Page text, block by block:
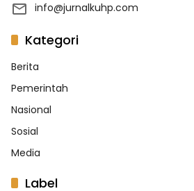
info@jurnalkuhp.com
Kategori
Berita
Pemerintah
Nasional
Sosial
Media
Label